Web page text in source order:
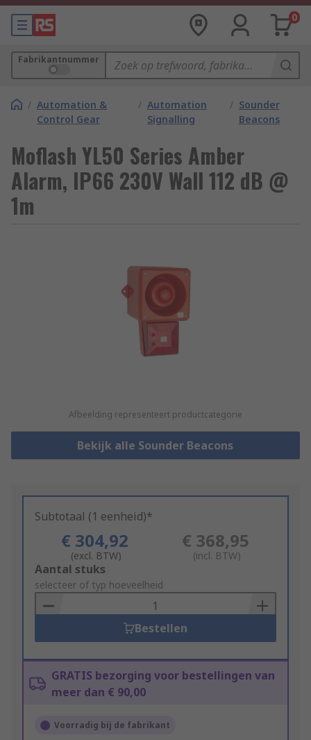
0
Fabrikantnummer
/ Automation &
Control Gear
/ Automation
Signalling
/ Sounder
Beacons
Moflash YL50 Series Amber
Alarm, IP66 230V Wall 112 dB @
1m
Afbeelding representeert productcategorie
Bekijk alle Sounder Beacons
Subtotaal (1 eenheid)*
€ 304,92
(excl. BTW)
€ 368,95
(incl. BTW)
Add
to
Basket
Aantal stuks
selecteer of typ hoeveelheid
Bestellen
GRATIS bezorging voor bestellingen van
meer dan € 90,00
Voorradig bij de fabrikant